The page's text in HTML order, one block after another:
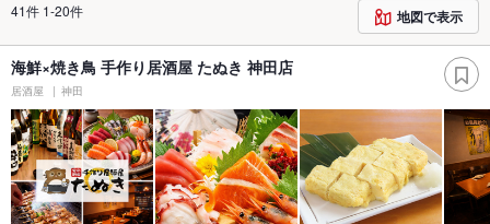
41件 1-20件 地図で表示
海鮮×焼き鳥 手作り居酒屋 たぬき 神田店
居酒屋 神田